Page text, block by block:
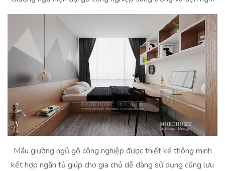
Mẫu giường ngủ gỗ công nghiệp được thiết kế thông minh
kết hợp ngăn tủ giúp cho gia chủ dễ dàng sử dụng cũng lưu